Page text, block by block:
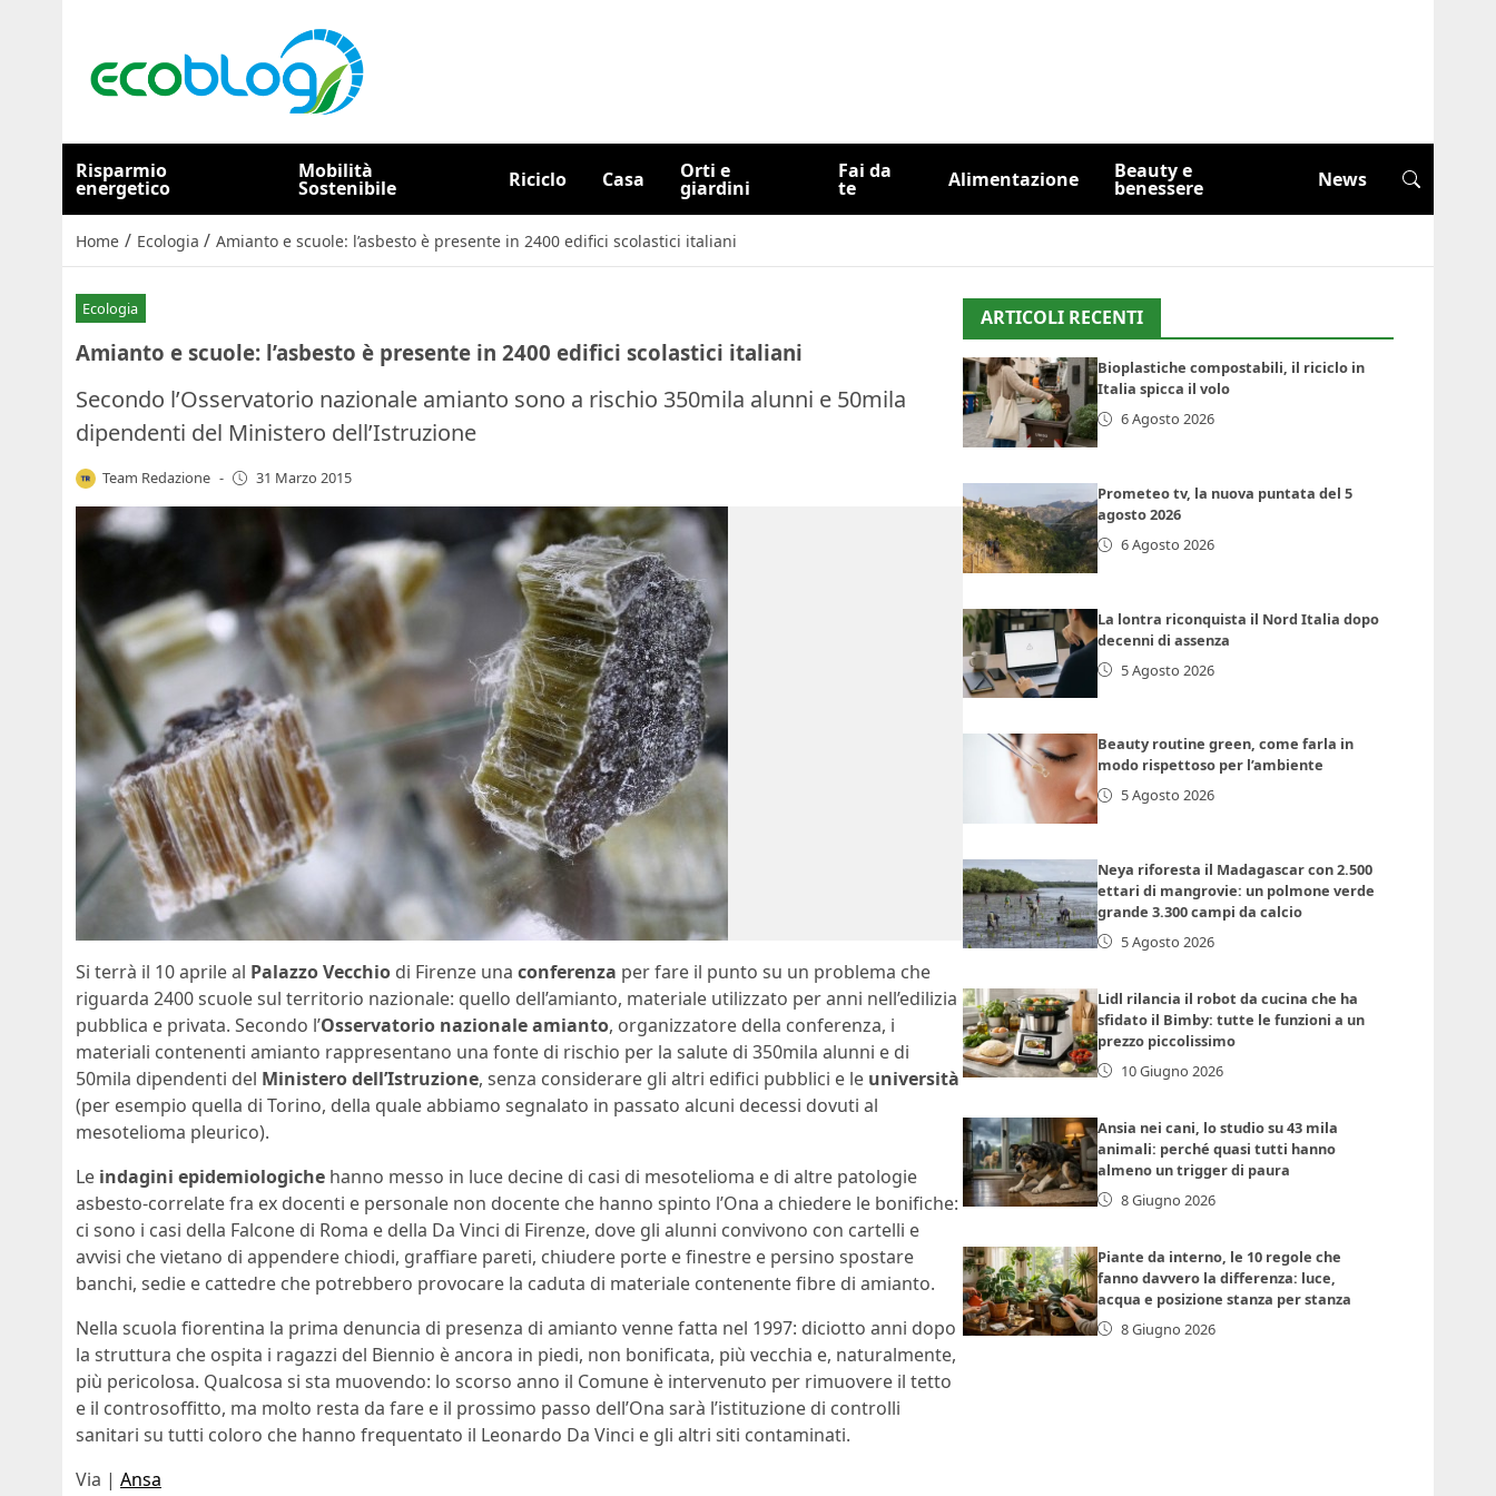
Risparmio
energetico
Mobilità
Sostenibile Riciclo Casa Orti e
giardini
Fai da
te Alimentazione Beauty e
benessere News
Home / Ecologia / Amianto e scuole: l’asbesto è presente in 2400 edifici scolastici italiani
Ecologia
Amianto e scuole: l’asbesto è presente in 2400 edifici scolastici italiani
Secondo l’Osservatorio nazionale amianto sono a rischio 350mila alunni e 50mila
dipendenti del Ministero dell’Istruzione
Team Redazione - 31 Marzo 2015
Si terrà il 10 aprile al Palazzo Vecchio di Firenze una conferenza per fare il punto su un problema che
riguarda 2400 scuole sul territorio nazionale: quello dell’amianto, materiale utilizzato per anni nell’edilizia
pubblica e privata. Secondo l’Osservatorio nazionale amianto, organizzatore della conferenza, i
materiali contenenti amianto rappresentano una fonte di rischio per la salute di 350mila alunni e di
50mila dipendenti del Ministero dell’Istruzione, senza considerare gli altri edifici pubblici e le università
(per esempio quella di Torino, della quale abbiamo segnalato in passato alcuni decessi dovuti al
mesotelioma pleurico).
Le indagini epidemiologiche hanno messo in luce decine di casi di mesotelioma e di altre patologie
asbesto-correlate fra ex docenti e personale non docente che hanno spinto l’Ona a chiedere le bonifiche:
ci sono i casi della Falcone di Roma e della Da Vinci di Firenze, dove gli alunni convivono con cartelli e
avvisi che vietano di appendere chiodi, graffiare pareti, chiudere porte e finestre e persino spostare
banchi, sedie e cattedre che potrebbero provocare la caduta di materiale contenente fibre di amianto.
Nella scuola fiorentina la prima denuncia di presenza di amianto venne fatta nel 1997: diciotto anni dopo
la struttura che ospita i ragazzi del Biennio è ancora in piedi, non bonificata, più vecchia e, naturalmente,
più pericolosa. Qualcosa si sta muovendo: lo scorso anno il Comune è intervenuto per rimuovere il tetto
e il controsoffitto, ma molto resta da fare e il prossimo passo dell’Ona sarà l’istituzione di controlli
sanitari su tutti coloro che hanno frequentato il Leonardo Da Vinci e gli altri siti contaminati.
Via | Ansa
ARTICOLI RECENTI
Bioplastiche compostabili, il riciclo in
Italia spicca il volo
6 Agosto 2026
Prometeo tv, la nuova puntata del 5
agosto 2026
6 Agosto 2026
La lontra riconquista il Nord Italia dopo
decenni di assenza
5 Agosto 2026
Beauty routine green, come farla in
modo rispettoso per l’ambiente
5 Agosto 2026
Neya riforesta il Madagascar con 2.500
ettari di mangrovie: un polmone verde
grande 3.300 campi da calcio
5 Agosto 2026
Lidl rilancia il robot da cucina che ha
sfidato il Bimby: tutte le funzioni a un
prezzo piccolissimo
10 Giugno 2026
Ansia nei cani, lo studio su 43 mila
animali: perché quasi tutti hanno
almeno un trigger di paura
8 Giugno 2026
Piante da interno, le 10 regole che
fanno davvero la differenza: luce,
acqua e posizione stanza per stanza
8 Giugno 2026